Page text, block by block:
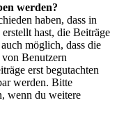
werden?
haben, dass in
hast, die Beiträge
möglich, dass die
Benutzern
erst begutachten
werden. Bitte
wenn du weitere